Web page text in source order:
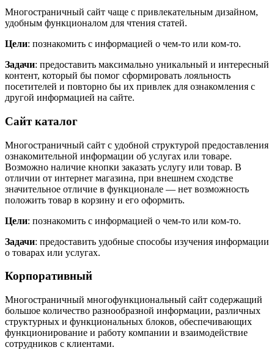
Многостраничный сайт чаще с привлекательным дизайном,
удобным функционалом для чтения статей.
Цели: познакомить с информацией о чем-то или ком-то.
Задачи: предоставить максимально уникальный и интересный
контент, который бы помог сформировать лояльность
посетителей и повторно бы их привлек для ознакомления с
другой информацией на сайте.
Сайт каталог
Многостраничный сайт с удобной структурой предоставления
ознакомительной информации об услугах или товаре.
Возможно наличие кнопки заказать услугу или товар. В
отличии от интернет магазина, при внешнем сходстве
значительное отличие в функционале — нет возможность
положить товар в корзину и его оформить.
Цели: познакомить с информацией о чем-то или ком-то.
Задачи: предоставить удобные способы изучения информации
о товарах или услугах.
Корпоративный
Многостраничный многофункциональный сайт содержащий
большое количество разнообразной информации, различных
структурных и функциональных блоков, обеспечивающих
функционирование и работу компании и взаимодействие
сотрудников с клиентами.